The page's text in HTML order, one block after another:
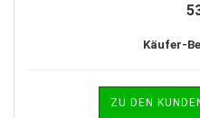
Käufer-
ZU DEN